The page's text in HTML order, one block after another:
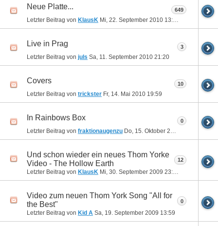
Neue Platte...
Letzter Beitrag von KlausK Mi, 22. September 2010 13:35
649
Live in Prag
Letzter Beitrag von juls Sa, 11. September 2010 21:20
3
Covers
Letzter Beitrag von trickster Fr, 14. Mai 2010 19:59
10
In Rainbows Box
Letzter Beitrag von fraktionaugenzu Do, 15. Oktober 2009
0
Und schon wieder ein neues Thom Yorke
Video - The Hollow Earth
Letzter Beitrag von KlausK Mi, 30. September 2009 23:28
12
Video zum neuen Thom York Song "All for
the Best"
Letzter Beitrag von Kid A Sa, 19. September 2009 13:59
0